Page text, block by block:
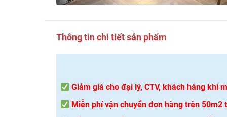
Thông tin chi tiết sản phẩm
Giảm giá cho đại lý, CTV, khách hàng khi
Miễn phí vận chuyển đơn hàng trên 50m2